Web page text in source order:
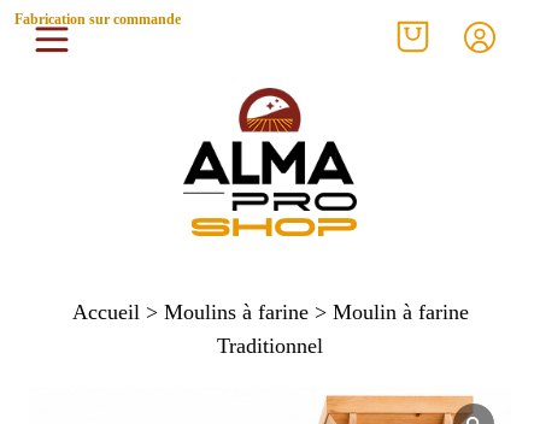
Accueil > Moulins à farine> Moulin à farine
Traditionnel
Fabrication sur commande